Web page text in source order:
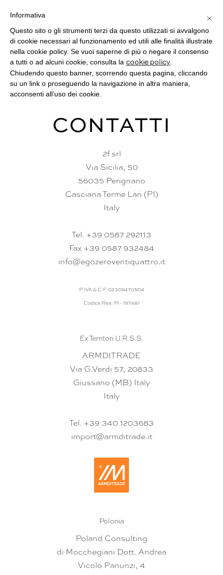
Toggle
CONTATTI
2f srl
Via Sicilia, 50
56035 Perignano
Casciana Terme Lari (PI)
Italy
Tel. +39 0587 292113
Fax +39 0587 932484
info@egozeroventiquattro.it
P.IVA & C.F. 02309470504
Codice Rea: PI - 197481
Ex Territori U.R.S.S.
ARMDITRADE
Via G.Verdi 57, 20833
Giussano (MB) Italy
Italy
Tel. +39 340 1203683
import@armditrade.it
Polonia
Poland Consulting
di Mocchegiani Dott. Andrea
Vicolo Panunzi, 4
×
Informativa
Questo sito o gli strumenti terzi da questo utilizzati si avvalgono
di cookie necessari al funzionamento ed utili alle finalità illustrate
nella cookie policy. Se vuoi saperne di più o negare il consenso
a tutti o ad alcuni cookie, consulta la cookie policy
Chiudendo questo banner, scorrendo questa pagina, cliccando
su un link o proseguendo la navigazione in altra maniera,
acconsenti all’uso dei cookie.